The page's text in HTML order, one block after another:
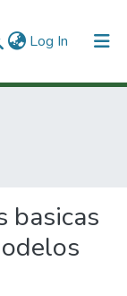
Log In (current)
basicas